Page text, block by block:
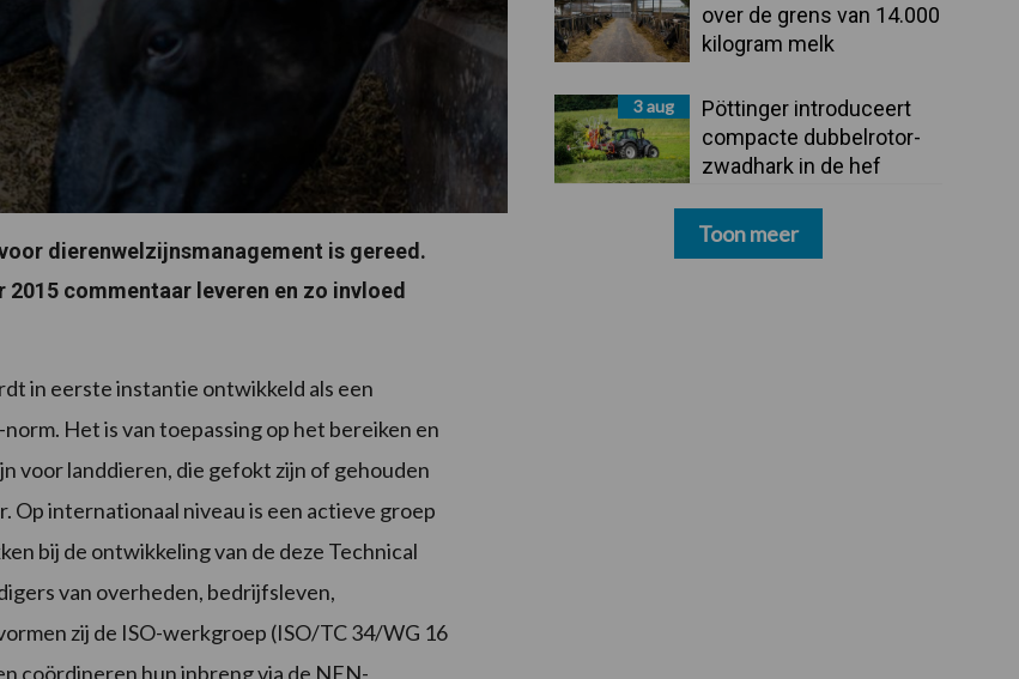
dierenwelzijnsmanagement is gereed.
commentaar leveren en zo invloed
in eerste instantie ontwikkeld als een
Het is van toepassing op het bereiken en
voor landdieren, die gefokt zijn of gehouden
internationaal niveau is een actieve groep
bij de ontwikkeling van de deze Technical
van overheden, bedrijfsleven,
zij de ISO-werkgroep (ISO/TC 34/WG 16
coördineren hun inbreng via de NEN-
over de grens van 14.000
kilogram melk
3 aug
Pöttinger introduceert
compacte dubbelrotor-
zwadhark in de hef
Toon meer